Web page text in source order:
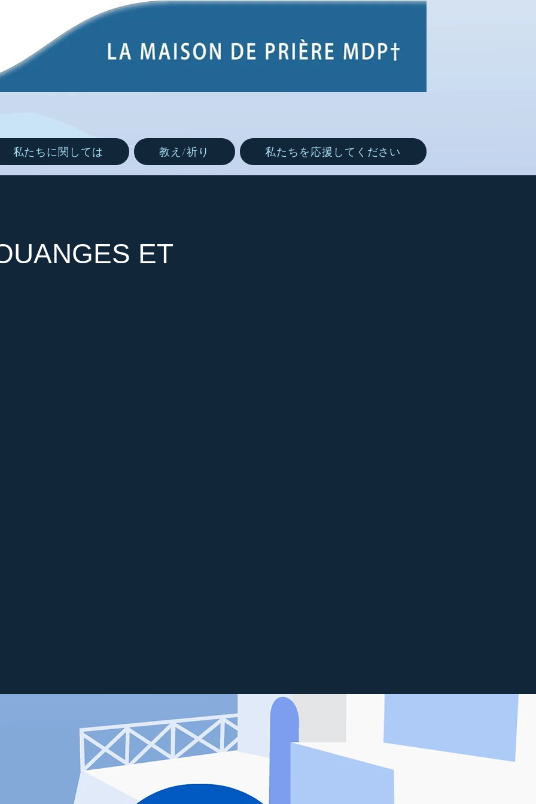
私たちに関しては 教え/祈り 私たちを応援してください
ET